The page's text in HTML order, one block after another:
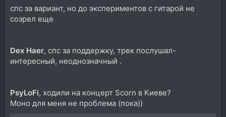
спс за вариант, но до экспериментов с гитарой не
созрел еще
Dex Haer, спс за поддержку, трек послушал-
интересный, неоднозначный .
PsyLoFi, ходили на концерт Scorn в Киеве?
Моно для меня не проблема (пока))